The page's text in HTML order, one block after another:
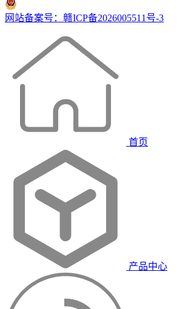
网站备案号：赣ICP备2026005511号-3
首页
产品中心